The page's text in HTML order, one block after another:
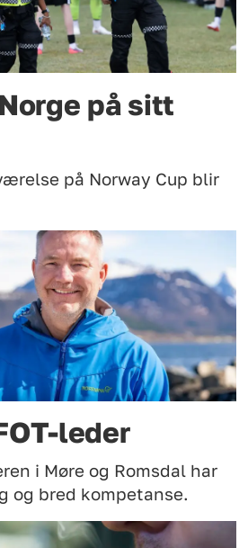
på sitt
på Norway Cup blir
leder
i Møre og Romsdal har
og bred kompetanse.